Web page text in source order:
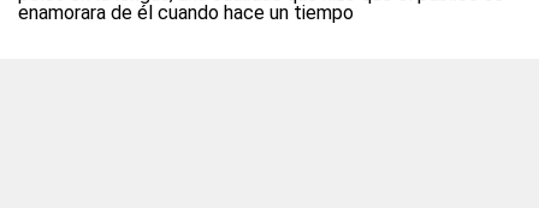
enamorara de él cuando hace un tiempo